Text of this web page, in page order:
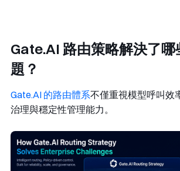
Gate.AI 路由策略解決了哪
題？
Gate.AI 的路由體系不僅重視模型呼叫效
治理與穩定性管理能力。